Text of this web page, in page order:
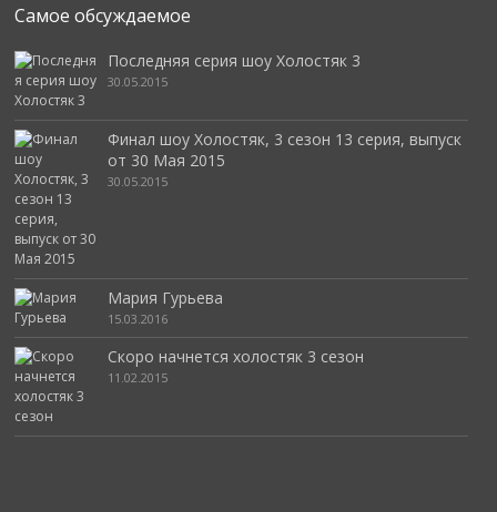
Самое обсуждаемое
Последняя серия шоу Холостяк 3
30.05.2015
Финал шоу Холостяк, 3 сезон 13 серия, выпуск
от 30 Мая 2015
30.05.2015
Мария Гурьева
15.03.2016
Скоро начнется холостяк 3 сезон
11.02.2015